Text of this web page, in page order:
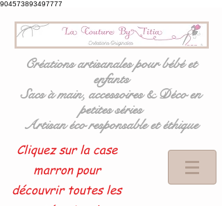
904573893497777
Créations artisanales pour bébé et
enfants
Sacs à main, accessoires & Déco en
petites séries
Artisan éco responsable et éthique
Cliquez sur la case
marron pour
découvrir toutes les